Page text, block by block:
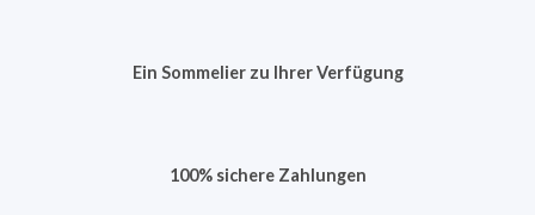
Ein Sommelier zu Ihrer Verfügung
100% sichere Zahlungen